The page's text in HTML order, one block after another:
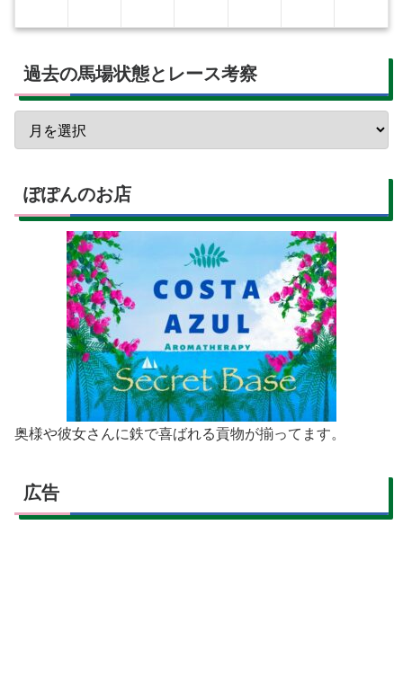
過去の馬場状態とレース考察
ぽぽんのお店
奥様や彼女さんに鉄で喜ばれる貢物が揃ってます。
広告